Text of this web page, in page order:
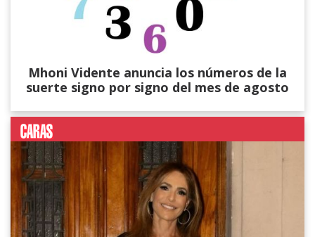
Mhoni Vidente anuncia los números de la
suerte signo por signo del mes de agosto